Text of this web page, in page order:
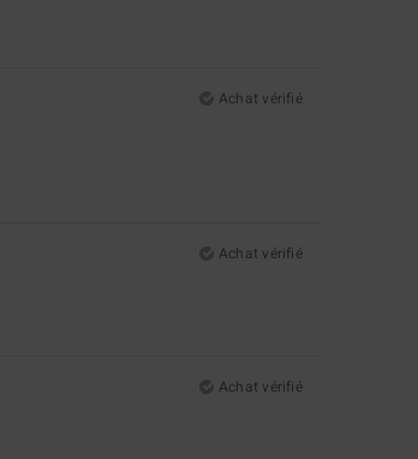
Achat vérifié
Achat vérifié
Achat vérifié